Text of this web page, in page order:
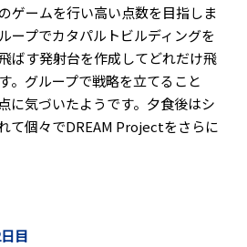
ゲームを行い高い点数を目指しま
ープでカタパルトビルディングを
ばす発射台を作成してどれだけ飛
。グループで戦略を立てること
に気づいたようです。夕食後はシ
て個々でDREAM Projectをさらに
目